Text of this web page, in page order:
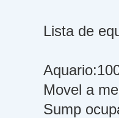
Lista de
Movel a
Sump